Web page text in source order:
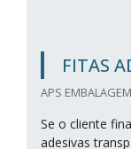
FITAS
APS
Se o cliente
adesivas